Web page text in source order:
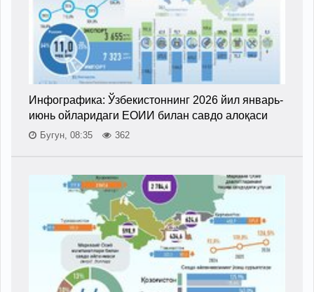
Инфографика: Ўзбекистоннинг 2026 йил январь-
июнь ойларидаги ЕОИИ билан савдо алоқаси
Бугун, 08:35 362